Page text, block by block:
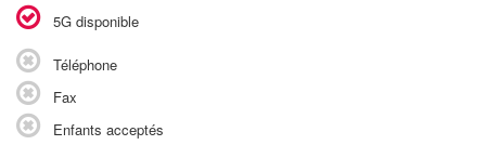
5G disponible
Téléphone
Fax
Enfants acceptés